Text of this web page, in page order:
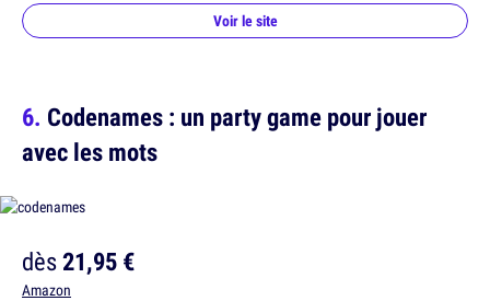
Voir le site
Codenames : un party game pour jouer
avec les mots
dès21,95 €
Amazon